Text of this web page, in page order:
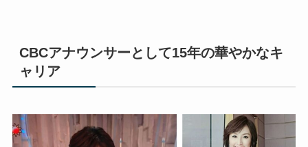
CBCアナウンサーとして15年の華やかなキ
ャリア